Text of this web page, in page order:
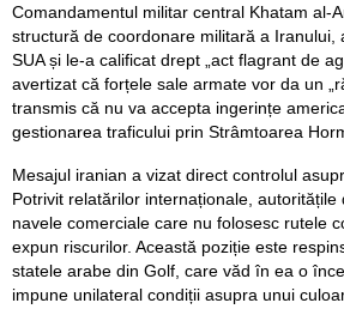
Comandamentul militar central Khatam al-
structură de coordonare militară a Iranului,
SUA și le-a calificat drept „act flagrant de
avertizat că forțele sale armate vor da un
transmis că nu va accepta ingerințe
gestionarea traficului prin Strâmtoarea
Mesajul iranian a vizat direct controlul
Potrivit relatărilor internaționale, autoritățile
navele comerciale care nu folosesc rutele
expun riscurilor. Această poziție este
statele arabe din Golf, care văd în ea o
impune unilateral condiții asupra unui